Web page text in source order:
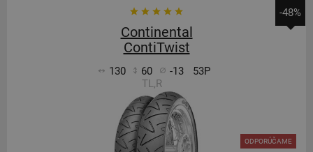
-48%
Continental
ContiTwist
130 60 -13
53P
TL,R
ODPORÚČAME